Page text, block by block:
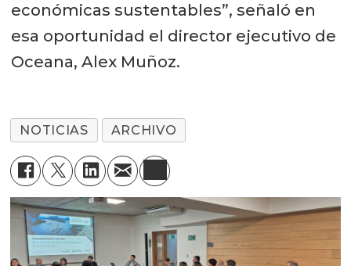
económicas sustentables”, señaló en
esa oportunidad el director ejecutivo de
Oceana, Alex Muñoz.
NOTICIAS ARCHIVO